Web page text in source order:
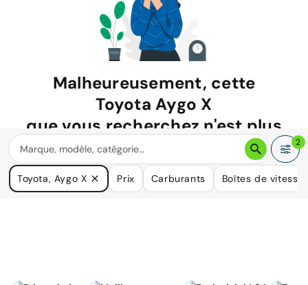
Malheureusement, cette
Toyota Aygo X
que vous recherchez n'est plus
disponible.
Nous avons de nombreuses voitures qui pourraient répondre
à vos besoins.
2
Toyota, Aygo X Prix Carburants Boîtes de vitesse